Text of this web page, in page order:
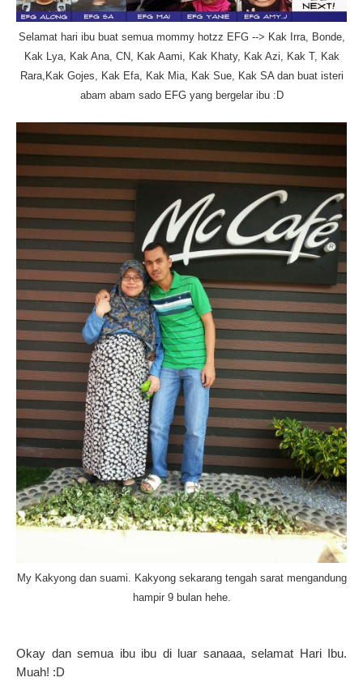
Selamat hari ibu buat semua mommy hotzz EFG --> Kak Irra, Bonde,
Kak Lya, Kak Ana, CN, Kak Aami, Kak Khaty, Kak Azi, Kak T, Kak
Rara,Kak Gojes, Kak Efa, Kak Mia, Kak Sue, Kak SA dan buat isteri
abam abam sado EFG yang bergelar ibu :D
My Kakyong dan suami. Kakyong sekarang tengah sarat mengandung
hampir 9 bulan hehe.
Okay dan semua ibu ibu di luar sanaaa, selamat Hari Ibu.
Muah! :D